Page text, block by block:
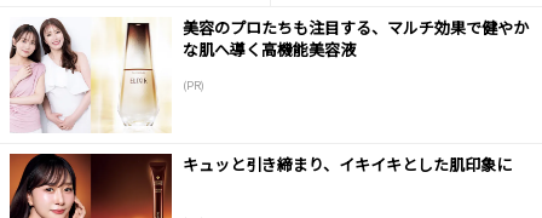
美容のプロたちも注目する、マルチ効果で健やか
な肌へ導く高機能美容液
(PR)
キュッと引き締まり、イキイキとした肌印象に